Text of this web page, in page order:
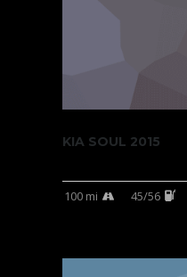
KIA SOUL 2015
100 mi 45/56